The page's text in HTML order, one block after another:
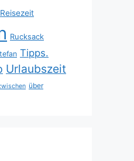
Reisezeit
Rucksack
Tipps.
Urlaubszeit
über